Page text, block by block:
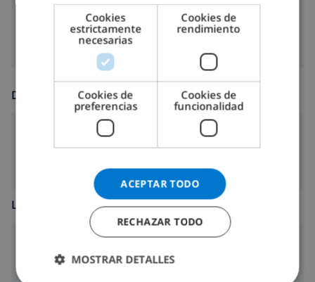
DIVERSIÓN
LOS NIÑOS SON BIENVENIDOS
CATALAN
ITALIAN
DANISH
Cookies
estrictamente
necesarias
Cookies de
rendimiento
Cookies de
preferencias
Cookies de
funcionalidad
ACEPTAR TODO
RECHAZAR TODO
MOSTRAR DETALLES